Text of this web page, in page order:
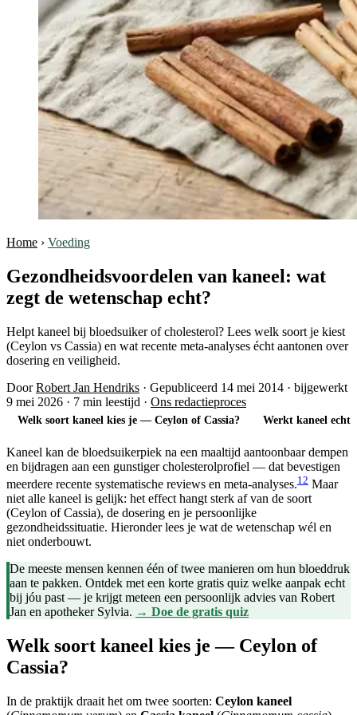
Home › Voeding
Gezondheidsvoordelen van kaneel: wat
zegt de wetenschap echt?
Helpt kaneel bij bloedsuiker of cholesterol? Lees welk soort je kiest
(Ceylon vs Cassia) en wat recente meta-analyses écht aantonen over
dosering en veiligheid.
DoorRobert Jan Hendriks · Gepubliceerd 14 mei 2014 · bijgewerkt
9 mei 2026 · 7 min leestijd · Ons redactieproces
Welk soort kaneel kies je — Ceylon of Cassia? Werkt kaneel echt
Kaneel kan de bloedsuikerpiek na een maaltijd aantoonbaar dempen
en bijdragen aan een gunstiger cholesterolprofiel — dat bevestigen
meerdere recente systematische reviews en meta-analyses.1 2 Maar
niet alle kaneel is gelijk: het effect hangt sterk af van de soort
(Ceylon of Cassia), de dosering en je persoonlijke
gezondheidssituatie. Hieronder lees je wat de wetenschap wél en
niet onderbouwt.
De meeste mensen kennen één of twee manieren om hun bloeddruk
aan te pakken. Ontdek met een korte gratis quiz welke aanpak echt
bij jóu past — je krijgt meteen een persoonlijk advies van Robert
Jan en apotheker Sylvia. → Doe de gratis quiz
Welk soort kaneel kies je — Ceylon of
Cassia?
In de praktijk draait het om twee soorten: Ceylon kaneel